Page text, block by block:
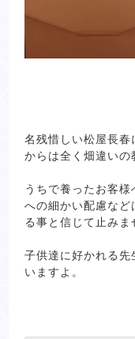
名残惜しい松屋長春
からは全く畑違いの
うちで養ったお客
への細かい配慮な
る事と信じて止みま
子供達に好かれる先
いますよ。